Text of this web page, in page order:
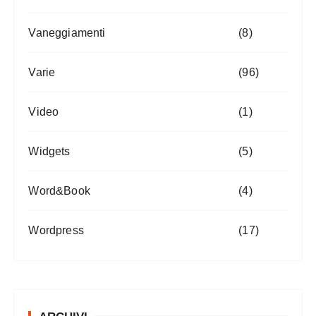
Vaneggiamenti (8)
Varie (96)
Video (1)
Widgets (5)
Word&Book (4)
Wordpress (17)